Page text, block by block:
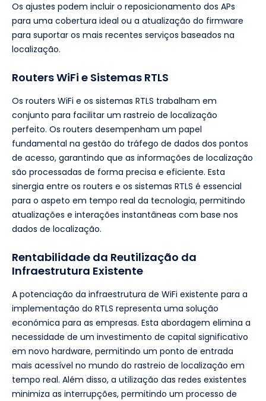
Os ajustes podem incluir o reposicionamento dos APs
para uma cobertura ideal ou a atualização do firmware
para suportar os mais recentes serviços baseados na
localização.
Routers WiFi e Sistemas RTLS
Os routers WiFi e os sistemas RTLS trabalham em
conjunto para facilitar um rastreio de localização
perfeito. Os routers desempenham um papel
fundamental na gestão do tráfego de dados dos pontos
de acesso, garantindo que as informações de localização
são processadas de forma precisa e eficiente. Esta
sinergia entre os routers e os sistemas RTLS é essencial
para o aspeto em tempo real da tecnologia, permitindo
atualizações e interações instantâneas com base nos
dados de localização.
Rentabilidade da Reutilização da
Infraestrutura Existente
A potenciação da infraestrutura de WiFi existente para a
implementação do RTLS representa uma solução
económica para as empresas. Esta abordagem elimina a
necessidade de um investimento de capital significativo
em novo hardware, permitindo um ponto de entrada
mais acessível no mundo do rastreio de localização em
tempo real. Além disso, a utilização das redes existentes
minimiza as interrupções, permitindo um processo de